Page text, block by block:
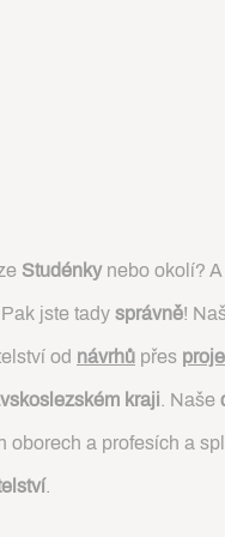
Studénkynebo okolí?
jste tady správně!
od návrhů přes
kraji . Naše
oborech a profesích a